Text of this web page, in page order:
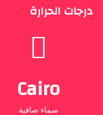
درجات الحرارة
Cairo
سماء صافية